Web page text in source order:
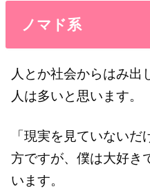
ノマド系
人とか社会からはみ出
人は多いと思います。
「現実を見ていない
方ですが、僕は大好き
います。